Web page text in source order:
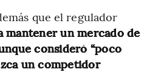
que el regulador
mantener un mercado de
consideró “poco
un competidor